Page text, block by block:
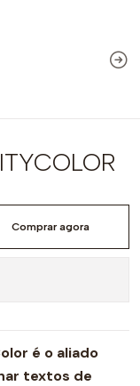
Comprar agora
é o aliado
textos de